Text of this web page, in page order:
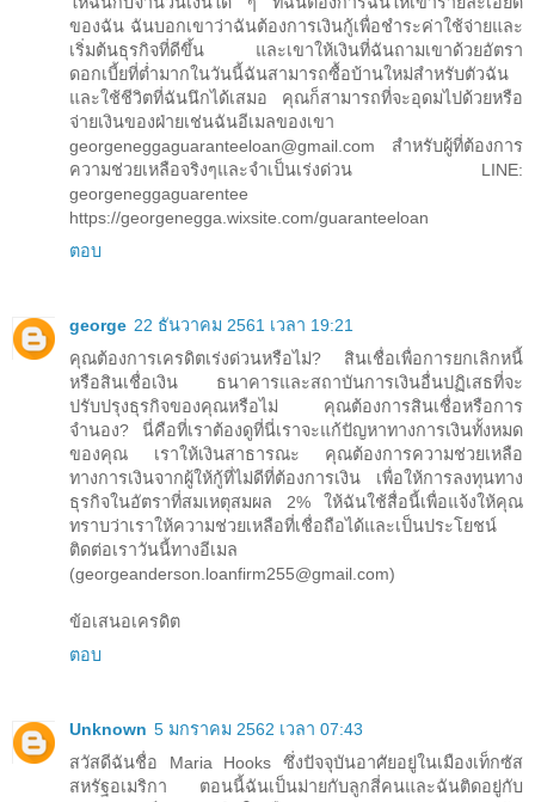
ของฉัน ฉันบอกเขาว่าฉันต้องการเงินกู้เพื่อชำระค่าใช้จ่ายและ
เริ่มต้นธุรกิจที่ดีขึ้น และเขาให้เงินที่ฉันถามเขาด้วยอัตรา
ดอกเบี้ยที่ต่ำมากในวันนี้ฉันสามารถซื้อบ้านใหม่สำหรับตัวฉัน
และใช้ชีวิตที่ฉันนึกได้เสมอ คุณก็สามารถที่จะอุดมไปด้วยหรือ
จ่ายเงินของฝ่ายเช่นฉันอีเมลของเขา
georgeneggaguaranteeloan@gmail.com สำหรับผู้ที่ต้องการ
ความช่วยเหลือจริงๆและจำเป็นเร่งด่วน LINE:
georgeneggaguarentee
https://georgenegga.wixsite.com/guaranteeloan
ตอบ
george 22 ธันวาคม 2561 เวลา 19:21
คุณต้องการเครดิตเร่งด่วนหรือไม่? สินเชื่อเพื่อการยกเลิกหนี้
หรือสินเชื่อเงิน ธนาคารและสถาบันการเงินอื่นปฏิเสธที่จะ
ปรับปรุงธุรกิจของคุณหรือไม่ คุณต้องการสินเชื่อหรือการ
จำนอง? นี่คือที่เราต้องดูที่นี่เราจะแก้ปัญหาทางการเงินทั้งหมด
ของคุณ เราให้เงินสาธารณะ คุณต้องการความช่วยเหลือ
ทางการเงินจากผู้ให้กู้ที่ไม่ดีที่ต้องการเงิน เพื่อให้การลงทุนทาง
ธุรกิจในอัตราที่สมเหตุสมผล 2% ให้ฉันใช้สื่อนี้เพื่อแจ้งให้คุณ
ทราบว่าเราให้ความช่วยเหลือที่เชื่อถือได้และเป็นประโยชน์
ติดต่อเราวันนี้ทางอีเมล
(georgeanderson.loanfirm255@gmail.com)
ข้อเสนอเครดิต
ตอบ
Unknown 5 มกราคม 2562 เวลา 07:43
สวัสดีฉันชื่อ Maria Hooks ซึ่งปัจจุบันอาศัยอยู่ในเมืองเท็กซัส
สหรัฐอเมริกา ตอนนี้ฉันเป็นม่ายกับลูกสี่คนและฉันติดอยู่กับ